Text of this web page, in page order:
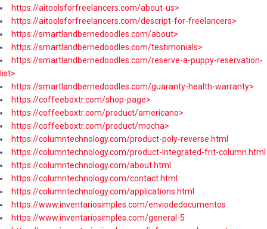
https://aitoolsforfreelancers.com/about-us>
https://aitoolsforfreelancers.com/descript-for-freelancers>
https://smartlandbernedoodles.com/about>
https://smartlandbernedoodles.com/testimonials>
https://smartlandbernedoodles.com/reserve-a-puppy-reservation-
list>
https://smartlandbernedoodles.com/guaranty-health-warranty>
https://coffeeboxtr.com/shop-page>
https://coffeeboxtr.com/product/americano>
https://coffeeboxtr.com/product/mocha>
https://columntechnology.com/product-poly-reverse.html
https://columntechnology.com/product-Integrated-frit-column.html
https://columntechnology.com/about.html
https://columntechnology.com/contact.html
https://columntechnology.com/applications.html
https://www.inventariosimples.com/enviodedocumentos
https://www.inventariosimples.com/general-5